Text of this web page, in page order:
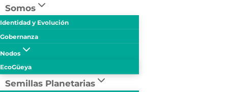
Somos
Identidad y Evolución
Gobernanza
Nodos
EcoGüeya
Semillas Planetarias